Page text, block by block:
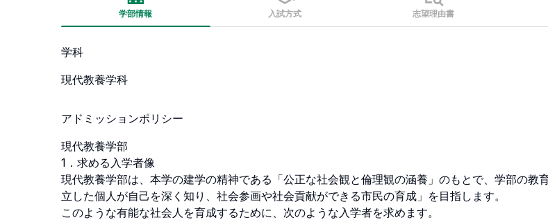
学部情報 入試方式 志望理由書
学科
現代教養学科
アドミッションポリシー
現代教養学部
1．求める入学者像
現代教養学部は、本学の建学の精神である「公正な社会観と倫理観の涵養」のもとで、学部の教
立した個人が自己を深く知り、社会参画や社会貢献ができる市民の育成」を目指します。
このような有能な社会人を育成するために、次のような入学者を求めます。